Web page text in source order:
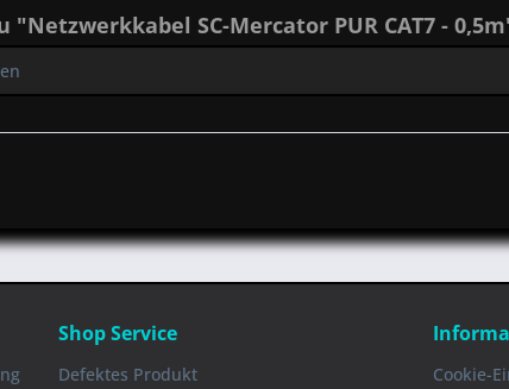
SC-Mercator PUR CAT7 -
Shop Service
Defektes Produkt
Cookie-